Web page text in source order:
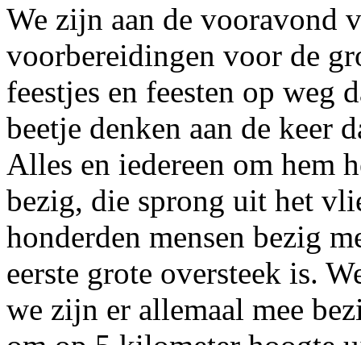
We zijn aan de vooravond
voorbereidingen voor de
feestjes en feesten op weg
beetje denken aan de keer
Alles en iedereen om hem
bezig, die sprong uit het
honderden mensen bezig
eerste grote oversteek is.
we zijn er allemaal mee